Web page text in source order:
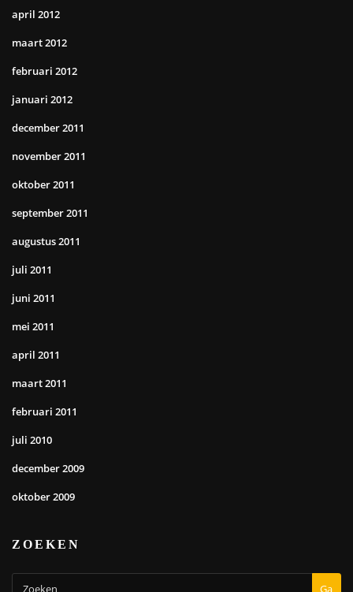
april 2012
maart 2012
februari 2012
januari 2012
december 2011
november 2011
oktober 2011
september 2011
augustus 2011
juli 2011
juni 2011
mei 2011
april 2011
maart 2011
februari 2011
juli 2010
december 2009
oktober 2009
ZOEKEN
Ga